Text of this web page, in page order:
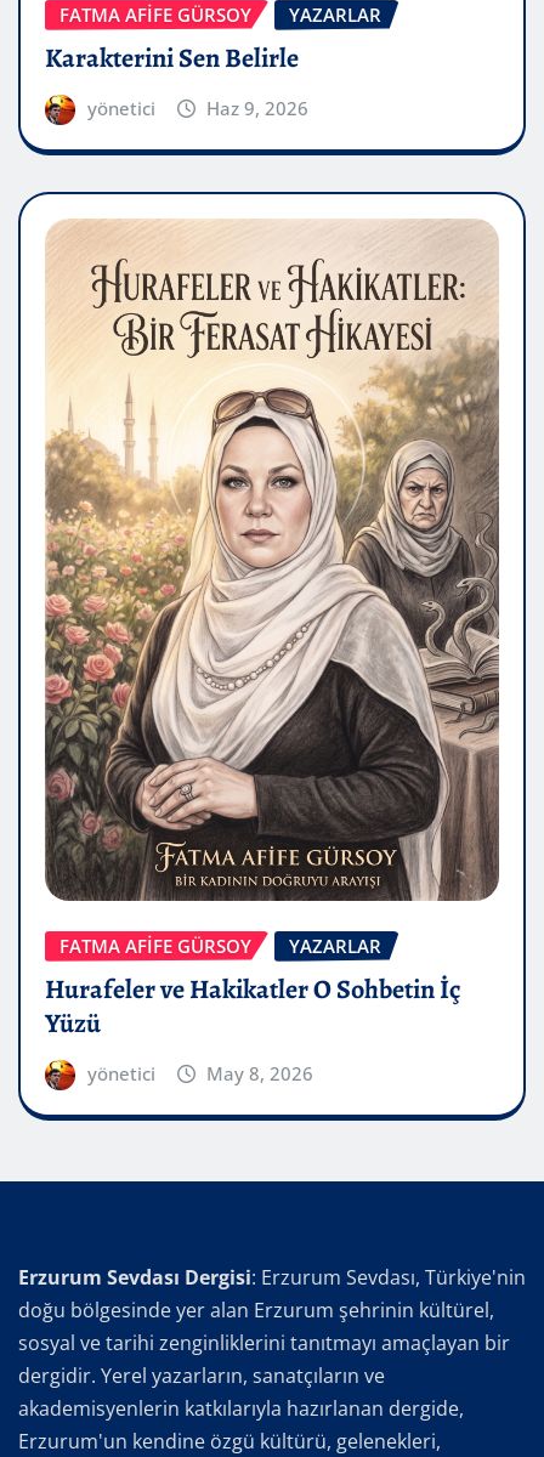
FATMA AFİFE GÜRSOY YAZARLAR
Karakterini Sen Belirle
yönetici Haz 9, 2026
FATMA AFİFE GÜRSOY YAZARLAR
Hurafeler ve Hakikatler O Sohbetin İç
Yüzü
yönetici May 8, 2026
Erzurum Sevdası Dergisi: Erzurum Sevdası, Türkiye'nin
doğu bölgesinde yer alan Erzurum şehrinin kültürel,
sosyal ve tarihi zenginliklerini tanıtmayı amaçlayan bir
dergidir. Yerel yazarların, sanatçıların ve
akademisyenlerin katkılarıyla hazırlanan dergide,
Erzurum'un kendine özgü kültürü, gelenekleri,